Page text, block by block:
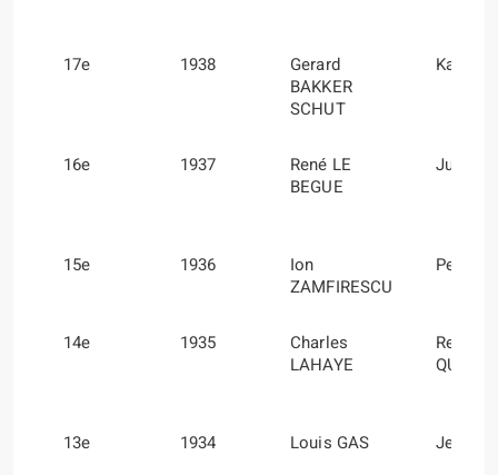
17e 1938
Gerard
BAKKER
SCHUT
Karel
16e 1937
René LE
BEGUE
Julio
15e 1936
Ion
ZAMFIRESCU
Petre
14e 1935
Charles
LAHAYE
René
13e 1934 Louis GAS Jean